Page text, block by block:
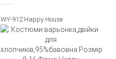
WY-912.Happy House